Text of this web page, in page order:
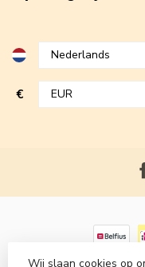
€
Wij slaan cookies op